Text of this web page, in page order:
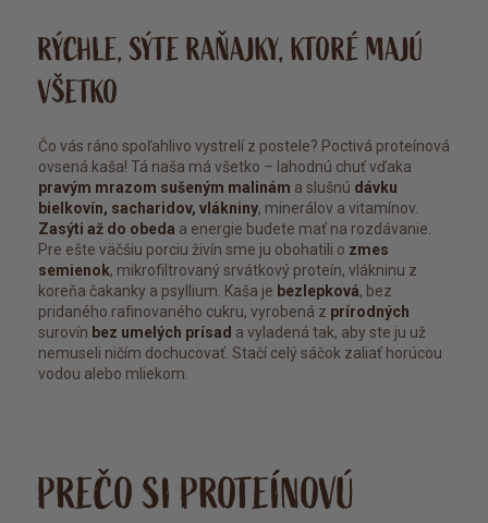
RÝCHLE, SÝTE RAŇAJKY, KTORÉ MAJÚ
VŠETKO
Čo vás ráno spoľahlivo vystrelí z postele? Poctivá proteínová
ovsená kaša! Tá naša má všetko – lahodnú chuť vďaka
pravým mrazom sušeným malinám a slušnú dávku
bielkovín, sacharidov, vlákniny, minerálov a vitamínov.
Zasýti až do obeda a energie budete mať na rozdávanie.
Pre ešte väčšiu porciu živín sme ju obohatili o zmes
semienok, mikrofiltrovaný srvátkový proteín, vlákninu z
koreňa čakanky a psyllium. Kaša je bezlepková, bez
pridaného rafinovaného cukru, vyrobená z prírodných
surovín bez umelých prísad a vyladená tak, aby ste ju už
nemuseli ničím dochucovať. Stačí celý sáčok zaliať horúcou
vodou alebo mliekom.
PREČO SI PROTEÍNOVÚ